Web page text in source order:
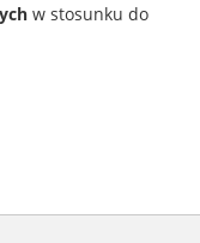
w stosunku do